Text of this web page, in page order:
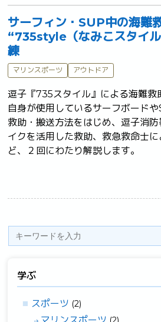
サーフィン・SUP中の海難
“735style（なみこスタイル
練
マリンスポーツ アウトドア
逗子『735スタイル』による海難救
自身が使用しているサーフボード
救助・搬送方法をはじめ、逗子消
イクを活用した救助、救急救命士
学ぶ
スポーツ (2)